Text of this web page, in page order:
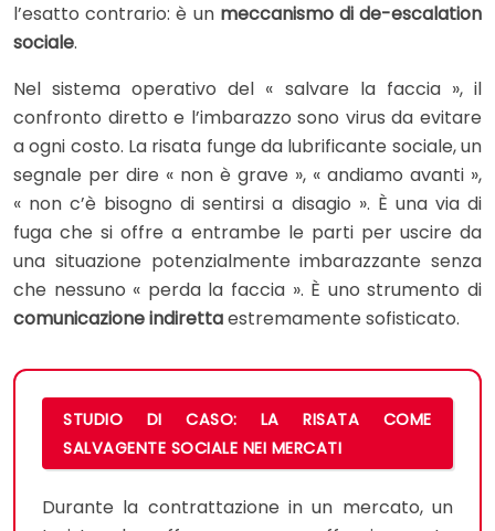
l’esatto contrario: è un meccanismo di de-escalation
sociale.
Nel sistema operativo del « salvare la faccia », il
confronto diretto e l’imbarazzo sono virus da evitare
a ogni costo. La risata funge da lubrificante sociale, un
segnale per dire « non è grave », « andiamo avanti »,
« non c’è bisogno di sentirsi a disagio ». È una via di
fuga che si offre a entrambe le parti per uscire da
una situazione potenzialmente imbarazzante senza
che nessuno « perda la faccia ». È uno strumento di
comunicazione indirettaestremamente sofisticato.
STUDIO DI CASO: LA RISATA COME
SALVAGENTE SOCIALE NEI MERCATI
Durante la contrattazione in un mercato, un